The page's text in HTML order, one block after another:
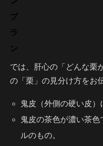
ブ
ラ
ン
では、肝心の「どんな栗
の「栗」の見分け方をお
鬼皮（外側の硬い皮）
鬼皮の茶色が濃い茶
ルのもの。